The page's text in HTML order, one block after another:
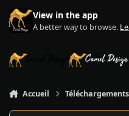
Aller au contenu
View in the app
A better way to browse.
Accueil Téléchargements